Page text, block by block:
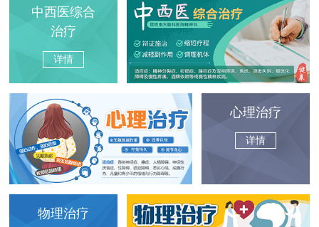
中西医综合
治疗
详情
心理治疗
详情
物理治疗